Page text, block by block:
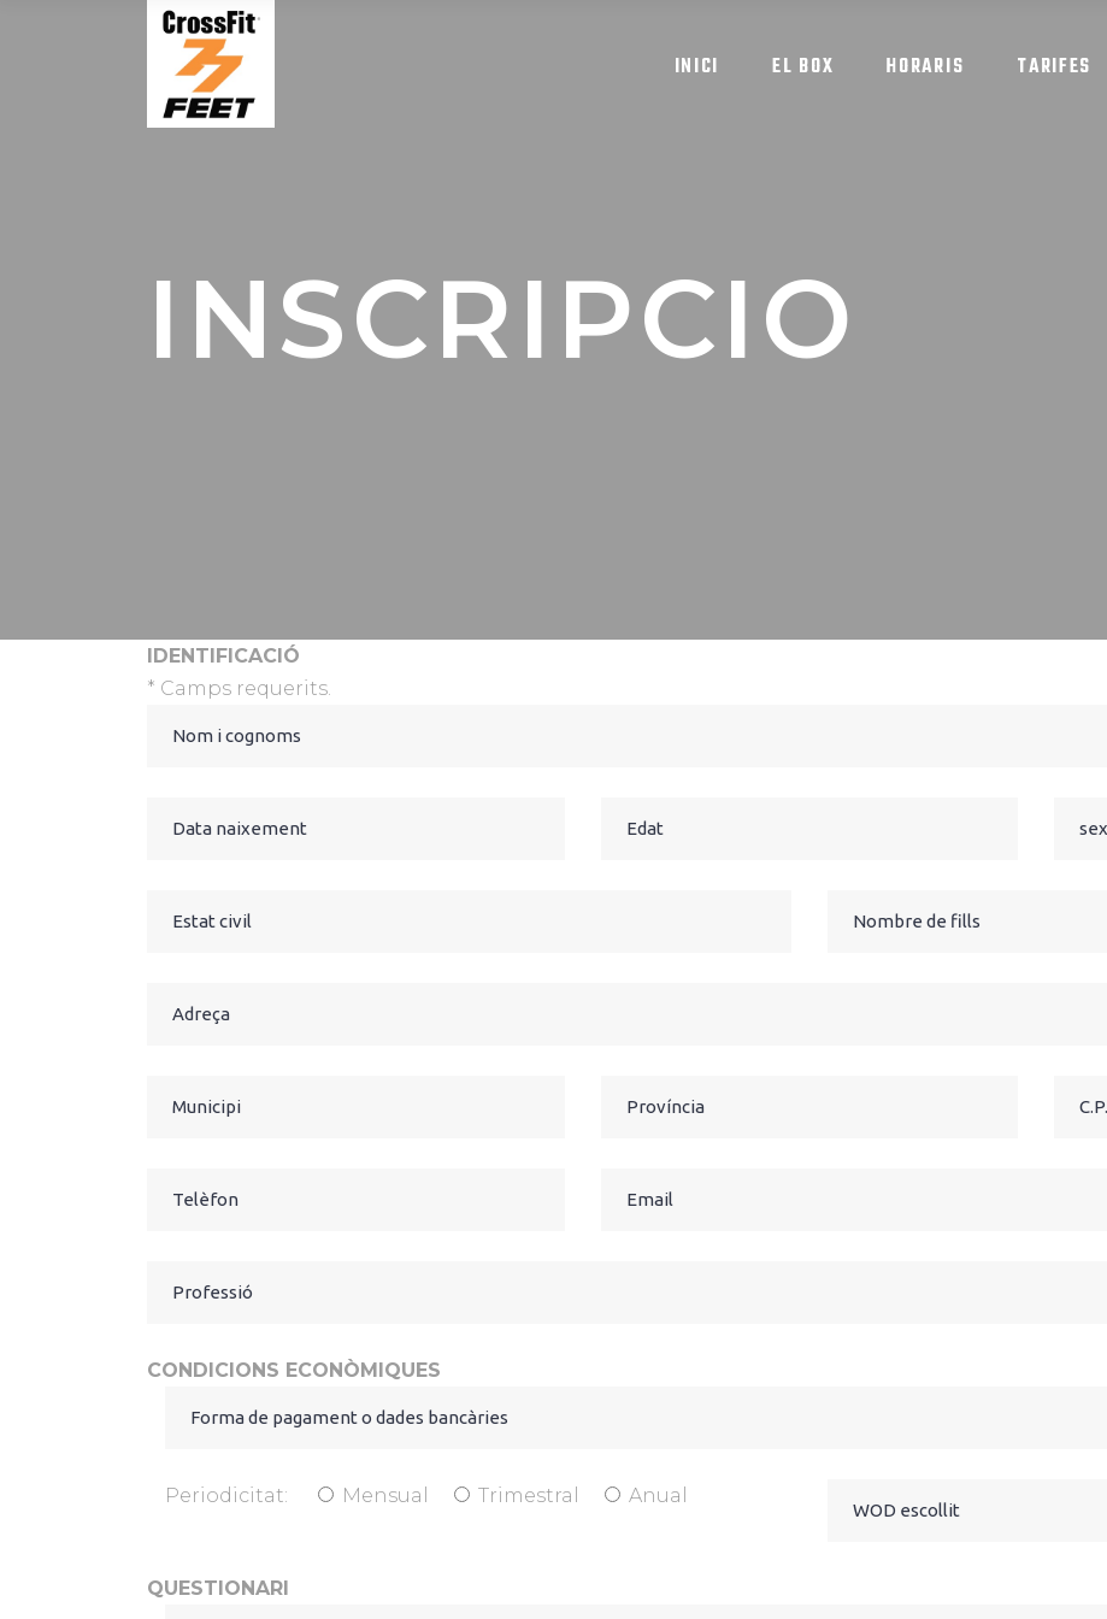
INICI EL BOX HORARIS TARIFES
INSCRIPCIO
IDENTIFICACIÓ
* Camps requerits.
CONDICIONS ECONÒMIQUES
Periodicitat: Mensual Trimestral Anual
QUESTIONARI